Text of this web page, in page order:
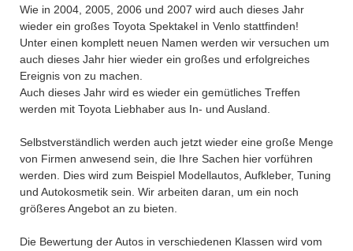
Wie in 2004, 2005, 2006 und 2007 wird auch dieses Jahr
wieder ein großes Toyota Spektakel in Venlo stattfinden!
Unter einen komplett neuen Namen werden wir versuchen um
auch dieses Jahr hier wieder ein großes und erfolgreiches
Ereignis von zu machen.
Auch dieses Jahr wird es wieder ein gemütliches Treffen
werden mit Toyota Liebhaber aus In- und Ausland.
Selbstverständlich werden auch jetzt wieder eine große Menge
von Firmen anwesend sein, die Ihre Sachen hier vorführen
werden. Dies wird zum Beispiel Modellautos, Aufkleber, Tuning
und Autokosmetik sein. Wir arbeiten daran, um ein noch
größeres Angebot an zu bieten.
Die Bewertung der Autos in verschiedenen Klassen wird vom